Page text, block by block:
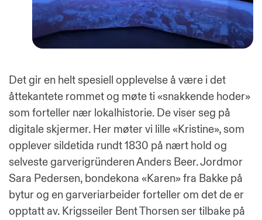
Det gir en helt spesiell opplevelse å være i det
åttekantete rommet og møte ti «snakkende hoder»
som forteller nær lokalhistorie. De viser seg på
digitale skjermer. Her møter vi lille «Kristine», som
opplever sildetida rundt 1830 på nært hold og
selveste garverigründeren Anders Beer. Jordmor
Sara Pedersen, bondekona «Karen» fra Bakke på
bytur og en garveriarbeider forteller om det de er
opptatt av. Krigsseiler Bent Thorsen ser tilbake på